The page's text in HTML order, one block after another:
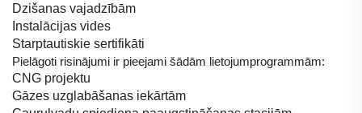
Dzišanas vajadzībām
Instalācijas vides
Starptautiskie sertifikāti
Pielāgoti risinājumi ir pieejami šādām lietojumprogrammām:
CNG projektu
Gāzes uzglabāšanas iekārtām